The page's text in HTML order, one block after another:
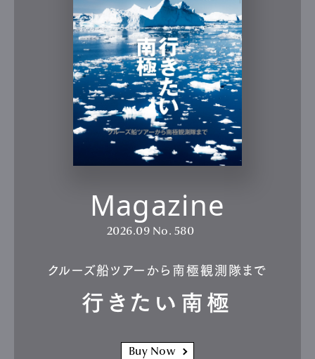
Magazine
2026.09 No. 580
クルーズ船ツアーから南極観測隊まで
行きたい南極
Buy Now